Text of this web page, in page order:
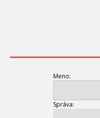
Meno:
Správa: